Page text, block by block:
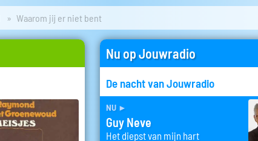
Waarom jij er niet bent
Nu op Jouwradio
De nacht van Jouwradio
nu ►
Guy Neve
Het diepst van mijn hart